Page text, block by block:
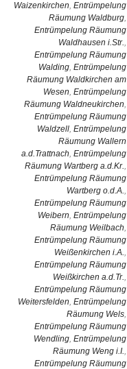
Waizenkirchen, Entrümpelung
Räumung Waldburg,
Entrümpelung Räumung
Waldhausen i.Str.,
Entrümpelung Räumung
Walding, Entrümpelung
Räumung Waldkirchen am
Wesen, Entrümpelung
Räumung Waldneukirchen,
Entrümpelung Räumung
Waldzell, Entrümpelung
Räumung Wallern
a.d.Trattnach, Entrümpelung
Räumung Wartberg a.d.Kr.,
Entrümpelung Räumung
Wartberg o.d.A.,
Entrümpelung Räumung
Weibern, Entrümpelung
Räumung Weilbach,
Entrümpelung Räumung
Weißenkirchen i.A.,
Entrümpelung Räumung
Weißkirchen a.d.Tr.,
Entrümpelung Räumung
Weitersfelden, Entrümpelung
Räumung Wels,
Entrümpelung Räumung
Wendling, Entrümpelung
Räumung Weng i.I.,
Entrümpelung Räumung